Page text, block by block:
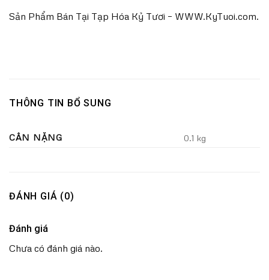
Sản Phẩm Bán Tại Tạp Hóa Kỷ Tươi – WWW.KyTuoi.com.
THÔNG TIN BỔ SUNG
CÂN NẶNG 0.1 kg
ĐÁNH GIÁ (0)
Đánh giá
Chưa có đánh giá nào.